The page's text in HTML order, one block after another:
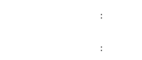
:
: